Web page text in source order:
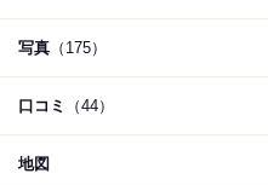
写真 （175）
口コミ （44）
地図